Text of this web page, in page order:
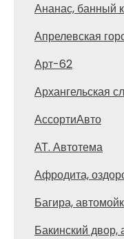
Ананас, банный
Апрелевская
Арт-62
Архангельская
АссортиАвто
АТ. Автотема
Афродита,
Багира,
Бакинский двор,